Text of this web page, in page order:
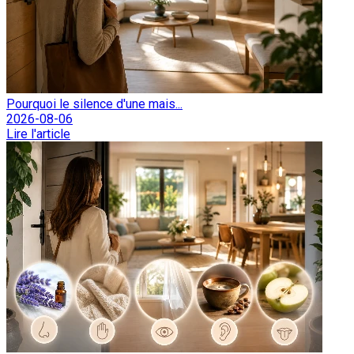
Pourquoi le silence d'une mais...
2026-08-06
Lire l'article